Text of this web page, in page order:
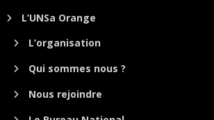
L’UNSa Orange
L’organisation
Qui sommes nous ?
Nous rejoindre